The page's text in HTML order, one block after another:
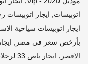
اتوبيسات, ايجار اتوبيسات
ايجار اتوبيسات سياحية
بأرخص سعر في مصر , ايجار
الاقصر , ايجار باص 33 لرحلات الساحل الشمالي